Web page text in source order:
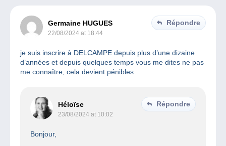
Germaine HUGUES
22/08/2024 at 18:44
Répondre
je suis inscrire à DELCAMPE depuis plus d’une dizaine
d’années et depuis quelques temps vous me dites ne pas
me connaître, cela devient pénibles
Héloïse
23/08/2024 at 10:02
Répondre
Bonjour,